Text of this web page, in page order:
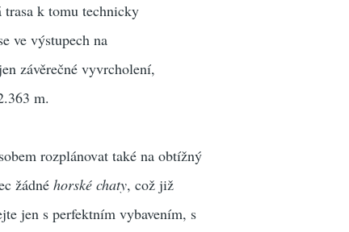
trasa k tomu technicky
ve výstupech na
závěrečné vyvrcholení,
m.
rozplánovat také na obtížný
žádnéhorské chaty, což již
jen s perfektním vybavením, s